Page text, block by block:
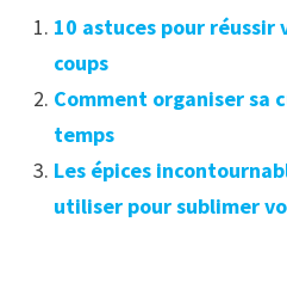
10 astuces pour réussir
coups
Comment organiser sa
temps
Les épices
utiliser pour sublimer